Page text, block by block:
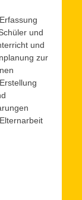
und
und
zur